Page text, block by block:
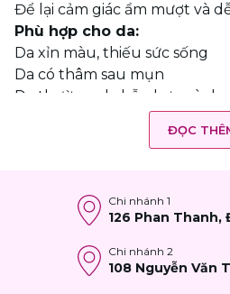
Để lại cảm giác ẩm mượt và
Phù hợp cho da:
Da xỉn màu, thiếu sức sống
Da có thâm sau mụn
Da thường, da hỗn hợp và da
Người muốn bổ sung Vitamin
thoa đều lên mặt và cổ
Vỗ nhẹ để sản phẩm thẩm
Tiếp tục với kem dưỡng để
Sử dụng sáng và tối; ban
ĐỌC
Chi nhánh 1
126 Phan Thanh,
Chi nhánh 2
108 Nguyễn Văn